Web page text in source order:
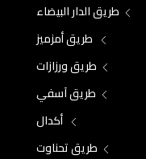
طريق الدار البيضاء
طريق أمزميز
طريق ورزازات
طريق آسفي
أكدال
طريق تحناوت